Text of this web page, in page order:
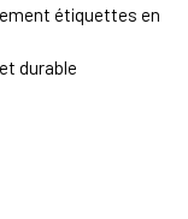
étiquettes en
durable